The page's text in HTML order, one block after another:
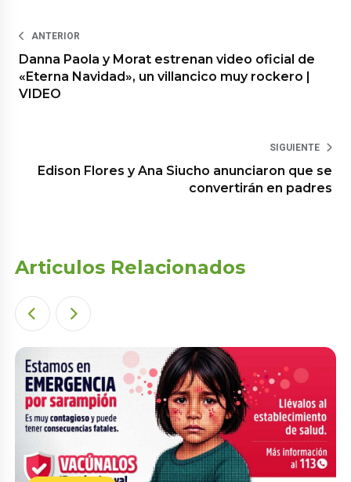
ANTERIOR
Danna Paola y Morat estrenan video oficial de
«Eterna Navidad», un villancico muy rockero |
VIDEO
SIGUIENTE
Edison Flores y Ana Siucho anunciaron que se
convertirán en padres
Articulos Relacionados